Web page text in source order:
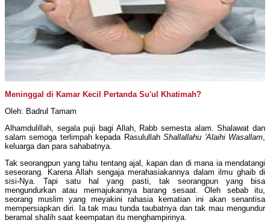
Meninggal di Kamar Kecil Pertanda Su'ul Khatimah?
Oleh: Badrul Tamam
Alhamdulillah, segala puji bagi Allah, Rabb semesta alam. Shalawat dan
salam semoga terlimpah kepada RasulullahShallallahu 'Alaihi Wasallam,
keluarga dan para sahabatnya.
Tak seorangpun yang tahu tentang ajal, kapan dan di mana ia mendatangi
seseorang. Karena Allah sengaja merahasiakannya dalam ilmu ghaib di
sisi-Nya. Tapi satu hal yang pasti, tak seorangpun yang bisa
mengundurkan atau memajukannya barang sesaat. Oleh sebab itu,
seorang muslim yang meyakini rahasia kematian ini akan senantisa
mempersiapkan diri. Ia tak mau tunda taubatnya dan tak mau mengundur
beramal shalih saat keempatan itu menghampirinya.